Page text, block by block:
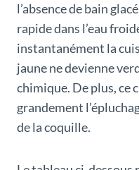
l’absence de bain
rapide dans l’eau
instantanément la
jaune ne devienne
chimique. De plus, ce
grandement
de la coquille.